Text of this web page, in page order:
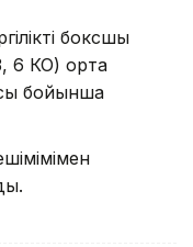
боксшы
6 КО) орта
бойынша